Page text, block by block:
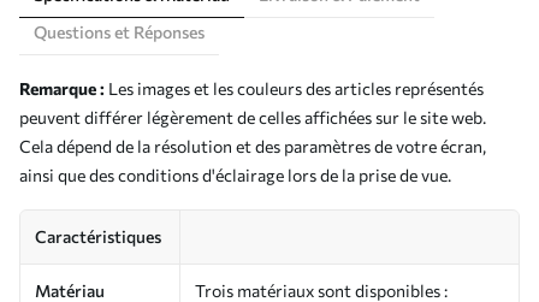
Questions et Réponses
Remarque : Les images et les couleurs des articles représentés
peuvent différer légèrement de celles affichées sur le site web.
Cela dépend de la résolution et des paramètres de votre écran,
ainsi que des conditions d'éclairage lors de la prise de vue.
Caractéristiques
Matériau
Trois matériaux sont disponibles :